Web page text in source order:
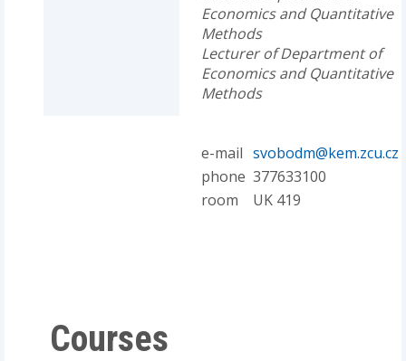
Economics and Quantitative
Methods
Lecturer of Department of
Economics and Quantitative
Methods
e-mail svobodm@kem.zcu.cz
phone 377633100
room
UK 419
Courses